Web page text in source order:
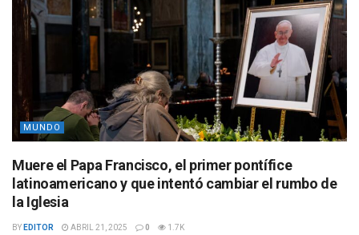
MUNDO
Muere el Papa Francisco, el primer pontífice
latinoamericano y que intentó cambiar el rumbo de
la Iglesia
BY EDITOR ABRIL 21, 2025 0 1.7K